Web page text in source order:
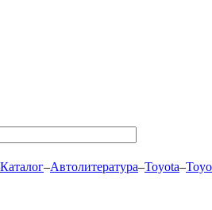
Каталог–Автолитература–Toyota–